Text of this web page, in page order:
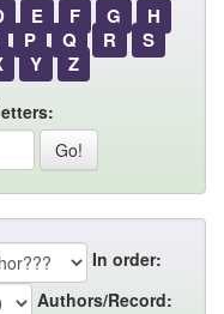
E F G
H
P Q R
S
Y Z
In order:
Authors/Record: